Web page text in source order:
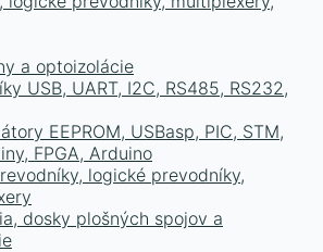
a optoizolácie
USB, UART, I2C, RS485, RS232,
EEPROM, USBasp, PIC, STM,
FPGA, Arduino
logické prevodníky,
dosky plošných spojov a